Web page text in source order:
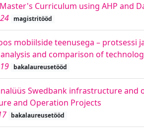
Curriculum using AHP and
magistritööd
mobiilside teenusega – protsessi
and comparison of
bakalaureusetööd
Swedbank infrastructure and
and Operation Projects
bakalaureusetööd